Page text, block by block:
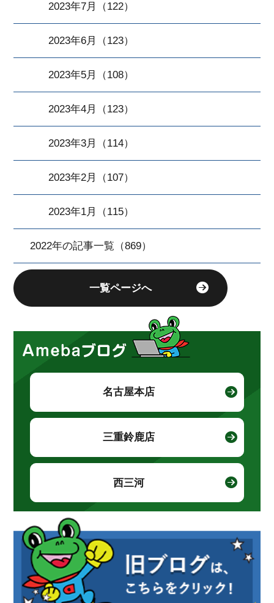
2023年7月（122）
2023年6月（123）
2023年5月（108）
2023年4月（123）
2023年3月（114）
2023年2月（107）
2023年1月（115）
2022年の記事一覧（869）
一覧ページへ
名古屋本店
三重鈴鹿店
西三河